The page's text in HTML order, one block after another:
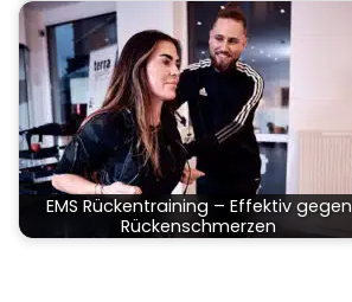
EMS Rückentraining – Effektiv gegen
Rückenschmerzen